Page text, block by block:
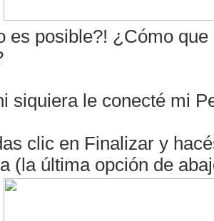
es posible?! ¿Cómo que
siquiera le conecté mi
clic en Finalizar y
(la última opción de